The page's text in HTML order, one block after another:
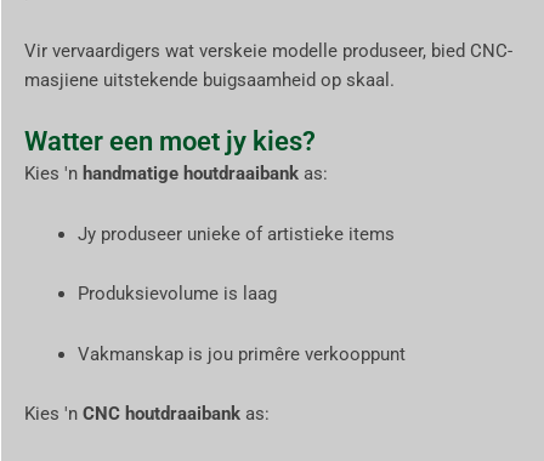
Vir vervaardigers wat verskeie modelle produseer, bied CNC-
masjiene uitstekende buigsaamheid op skaal.
Watter een moet jy kies?
Kies 'n handmatige houtdraaibank as:
Jy produseer unieke of artistieke items
Produksievolume is laag
Vakmanskap is jou primêre verkooppunt
Kies 'n CNC houtdraaibank as: